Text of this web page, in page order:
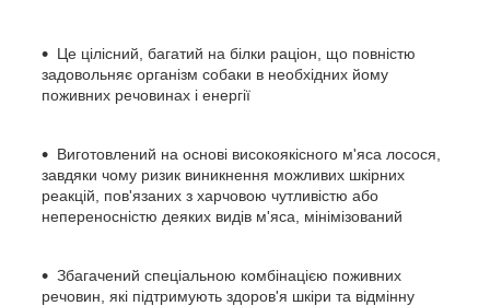
Це цілісний, багатий на білки раціон, що повністю
задовольняє організм собаки в необхідних йому
поживних речовинах і енергії
Виготовлений на основі високоякісного м'яса лосося,
завдяки чому ризик виникнення можливих шкірних
реакцій, пов'язаних з харчовою чутливістю або
непереносністю деяких видів м'яса, мінімізований
Збагачений спеціальною комбінацією поживних
речовин, які підтримують здоров'я шкіри та відмінну